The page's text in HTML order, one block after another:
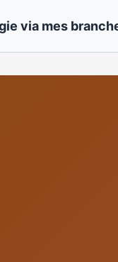
via mes